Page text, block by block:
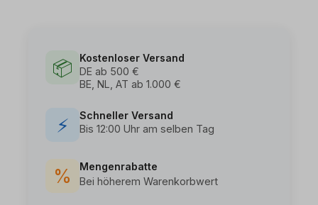
📦
Kostenloser Versand
DE ab 500 €
BE, NL, AT ab 1.000 €
⚡
Schneller Versand
Bis 12:00 Uhr am selben Tag
%
Mengenrabatte
Bei höherem Warenkorbwert